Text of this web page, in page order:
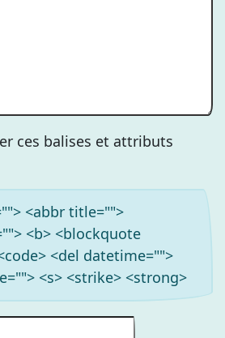
ces balises et attributs
<abbr title="">
<b> <blockquote
<del datetime="">
<s> <strike> <strong>